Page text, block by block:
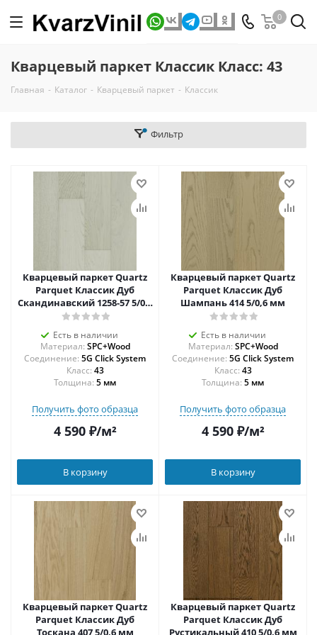
0
Кварцевый паркет Классик Класс: 43
Главная - Каталог - Кварцевый паркет - Классик
Фильтр
Кварцевый паркет Quartz
Parquet Классик Дуб
Скандинавский 1258-57 5/0,6
мм
Есть в наличии
Материал: SPC+Wood
Соединение: 5G Click System
43
Толщина: 5 мм
Получить фото образца
4 590₽/м²
В корзину
Кварцевый паркет Quartz
Parquet Классик Дуб
Шампань 414 5/0,6 мм
Есть в наличии
Материал: SPC+Wood
Соединение: 5G Click System
43
Толщина: 5 мм
Получить фото образца
4 590₽/м²
В корзину
Кварцевый паркет Quartz
Parquet Классик Дуб
Тоскана 407 5/0,6 мм
Кварцевый паркет Quartz
Parquet Классик Дуб
Рустикальный 410 5/0,6 мм